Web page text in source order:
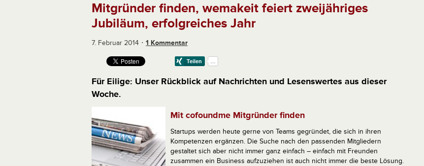
Mitgründer finden, wemakeit feiert zweijähriges
Jubiläum, erfolgreiches Jahr
7. Februar 2014 1 Kommentar
Für Eilige: Unser Rückblick auf Nachrichten und Lesenswertes aus dieser
Woche.
Mit cofoundme Mitgründer finden
Startups werden heute gerne von Teams gegründet, die sich in ihren
Kompetenzen ergänzen. Die Suche nach den passenden Mitgliedern
gestaltet sich aber nicht immer ganz einfach – einfach mit Freunden
zusammen ein Business aufzuziehen ist auch nicht immer die beste Lösung.